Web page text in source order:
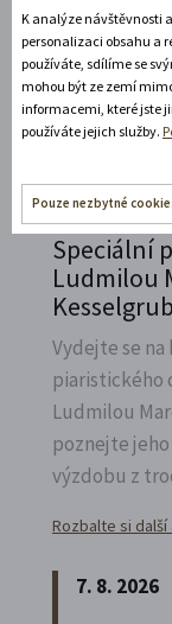
vzpomenout
Elišku
Rozbalte si další
Speciální
Ludmilou
Vydejte se
piaristického
Ludmilou
poznejte
výzdobu z
Rozbalte si další
7. 8. 2026
K analýze návštěvnosti
personalizaci obsahu a
používáte, sdílíme se
mohou být ze zemí
informacemi, které jste
používáte jejich služby.
Pouze nezbytné